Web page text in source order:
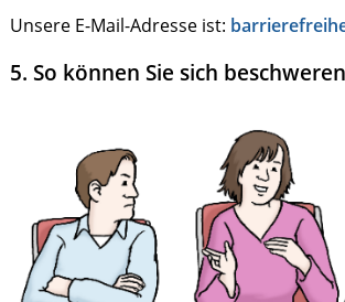
Unsere E-Mail-Adresse ist:
5. So können Sie sich beschweren